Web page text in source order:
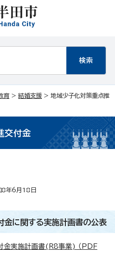
育 > 結婚支援 > 地域少子化対策重点推
交付金
年6月18日
金に関する実施計画書の公表
金実施計画書(R8事業) （PDF